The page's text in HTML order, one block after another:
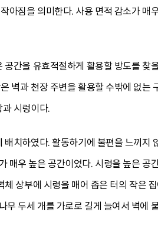
아짐을 의미한다. 사용 면적 감소가 매
간을 유효적절하게 활용할 방도를 찾
벽과 천장 주변을 활용할 수밖에 없는
시렁이다.
치하였다. 활동하기에 불편을 느끼지
우 높은 공간이었다. 시렁을 높은 공
상부에 시렁을 매어 좁은 터의 작은
두세 개를 가로로 길게 늘여서 벽에